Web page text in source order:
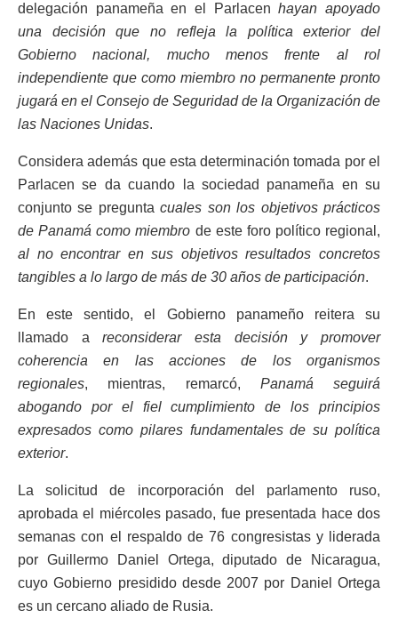
delegación panameña en el Parlacenhayan apoyado
una decisión que no refleja la política exterior del
Gobierno nacional, mucho menos frente al rol
independiente que como miembro no permanente pronto
jugará en el Consejo de Seguridad de la Organización de
las Naciones Unidas.
Considera además que esta determinación tomada por el
Parlacen se da cuando la sociedad panameña en su
conjunto se preguntacuales son los objetivos prácticos
de Panamá como miembro de este foro político regional,
al no encontrar en sus objetivos resultados concretos
tangibles a lo largo de más de 30 años de participación.
En este sentido, el Gobierno panameño reitera su
llamado areconsiderar esta decisión y promover
coherencia en las acciones de los organismos
regionales, mientras, remarcó, Panamá seguirá
abogando por el fiel cumplimiento de los principios
expresados como pilares fundamentales de su política
exterior.
La solicitud de incorporación del parlamento ruso,
aprobada el miércoles pasado, fue presentada hace dos
semanas con el respaldo de 76 congresistas y liderada
por Guillermo Daniel Ortega, diputado de Nicaragua,
cuyo Gobierno presidido desde 2007 por Daniel Ortega
es un cercano aliado de Rusia.